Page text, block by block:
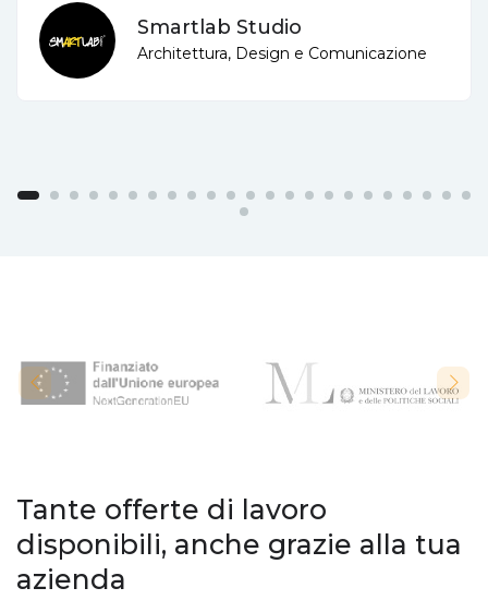
Smartlab Studio
Architettura, Design e Comunicazione
Tante offerte di lavoro
disponibili, anche grazie alla tua
azienda